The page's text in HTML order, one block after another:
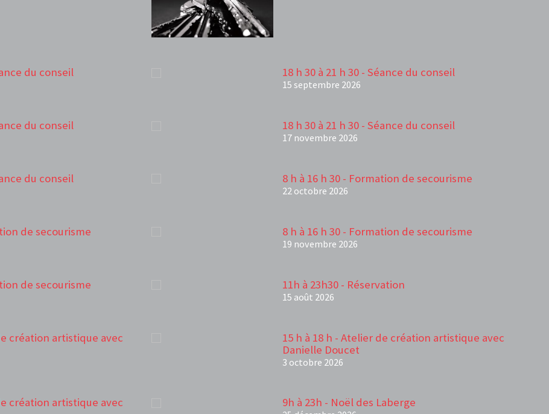
du conseil 18 h 30 à 21 h 30 - Séance du conseil
15 septembre 2026
du conseil 18 h 30 à 21 h 30 - Séance du conseil
17 novembre 2026
du conseil 8 h à 16 h 30 - Formation de secourisme
22 octobre 2026
de secourisme 8 h à 16 h 30 - Formation de secourisme
19 novembre 2026
de secourisme 11h à 23h30 - Réservation
15 août 2026
création artistique avec
15 h à 18 h - Atelier de création artistique avec
Danielle Doucet
3 octobre 2026
création artistique avec
9h à 23h - Noël des Laberge